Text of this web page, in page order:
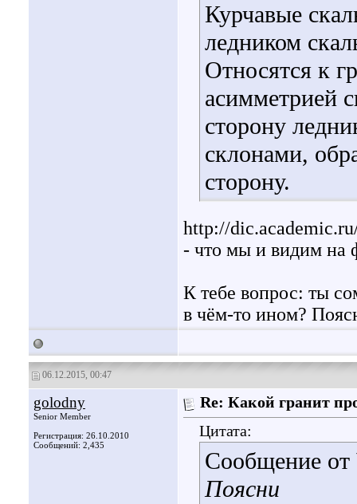
Курчавые
ледником
Относятся к
асимметрией
сторону
склонами,
сторону.
http://
- что мы и видим на
К тебе вопрос: ты
в чём-то ином?
06.12.2015, 00:47
golodny
Senior Member
Регистрация: 26.10.2010
Сообщений: 2,435
Re: Какой гранит
Цитата:
Сообщение от
Поясни